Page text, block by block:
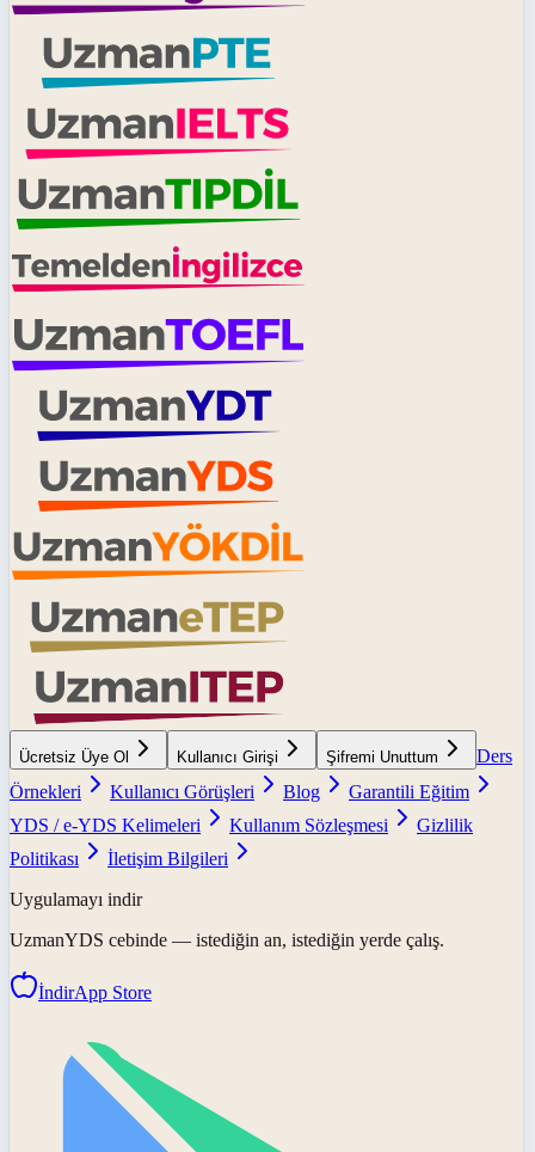
Ücretsiz Üye Ol Kullanıcı Girişi Şifremi Unuttum
Ders
Örnekleri
Kullanıcı Görüşleri Blog
Garantili Eğitim
YDS / e-YDS Kelimeleri
Kullanım Sözleşmesi
Gizlilik
Politikası
İletişim Bilgileri
Uygulamayı indir
UzmanYDS cebinde — istediğin an, istediğin yerde çalış.
İndirApp Store